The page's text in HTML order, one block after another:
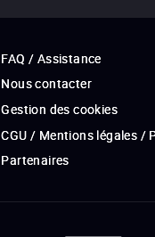
FAQ / Assistance
Nous contacter
Gestion des cookies
CGU / Mentions légales /
Partenaires